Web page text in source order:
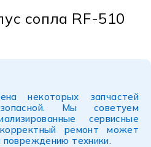
сопла RF-510
некоторых запчастей
Мы советуем
сервисные
ремонт может
повреждению техники.